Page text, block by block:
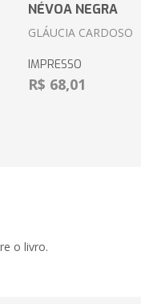
NÉVOA NEGRA
GLÁUCIA CARDOSO
IMPRESSO
R$ 68,01
o livro.